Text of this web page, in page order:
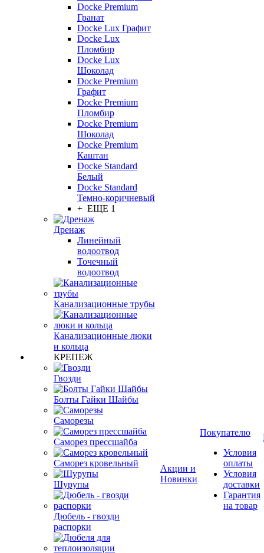
Docke Premium
Гранат
Docke Lux Графит
Docke Lux
Пломбир
Docke Lux
Шоколад
Docke Premium
Графит
Docke Premium
Пломбир
Docke Premium
Шоколад
Docke Premium
Каштан
Docke Standard
Белый
Docke Standard
Темно-коричневый
+ ЕЩЕ 1
Дренаж
Линейный
водоотвод
Точечный
водоотвод
Канализационные трубы
Канализационные люки
и кольца
КРЕПЕЖ
Гвозди
Болты Гайки Шайбы
Саморезы
Саморез прессшайба
Саморез кровельный
Шурупы
Дюбель - гвозди
распорки
Акции и
Новинки
Покупателю
Условия
оплаты
Условия
доставки
Гарантия
на товар